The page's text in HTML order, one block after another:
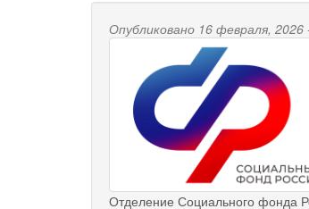
Опубликовано 16 февраля,
Отделение Социального фонда